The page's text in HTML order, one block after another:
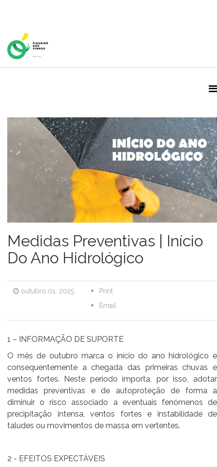
Medidas Preventivas | Início
Do Ano Hidrológico
outubro 01, 2025
Print
Email
1 – INFORMAÇÃO DE SUPORTE
O mês de outubro marca o início do ano hidrológico e
consequentemente a chegada das primeiras chuvas e
ventos fortes. Neste período importa, por isso, adotar
medidas preventivas e de autoproteção de forma a
diminuir o risco associado a eventuais fenómenos de
precipitação intensa, ventos fortes e instabilidade de
taludes ou movimentos de massa em vertentes.
2 - EFEITOS EXPECTÁVEIS